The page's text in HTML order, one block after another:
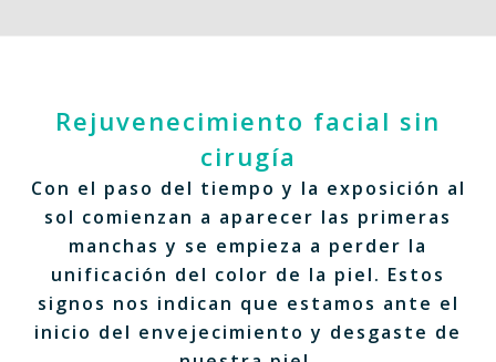
Rejuvenecimiento facial sin
cirugía
Con el paso del tiempo y la exposición al
sol comienzan a aparecer las primeras
manchas y se empieza a perder la
unificación del color de la piel. Estos
signos nos indican que estamos ante el
inicio del envejecimiento y desgaste de